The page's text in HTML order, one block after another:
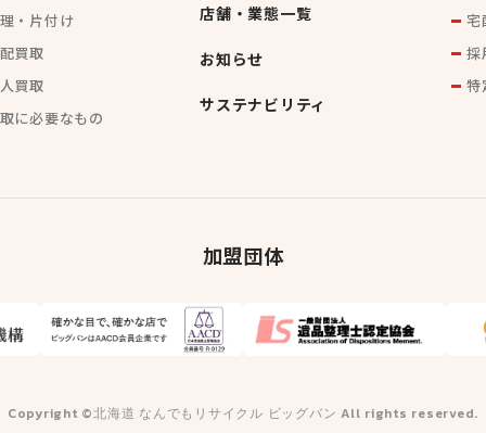
・片付け
買取
買取
に必要なもの
店舗・業態一覧
お知らせ
サステナビリティ
宅
採
特
加盟団体
Copyright ©北海道 なんでもリサイクル ビッグバン All rights reserved.